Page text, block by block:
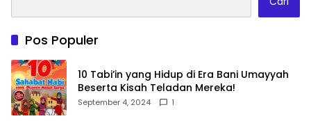
Pos Populer
10 Tabi’in yang Hidup di Era Bani Umayyah
Beserta Kisah Teladan Mereka!
September 4, 2024 1